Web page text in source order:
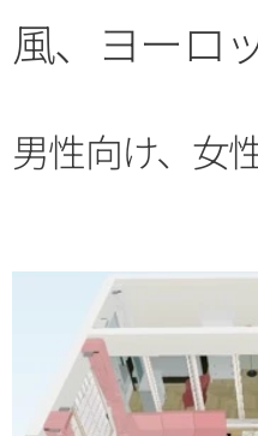
風、ヨーロ
男性向け、女